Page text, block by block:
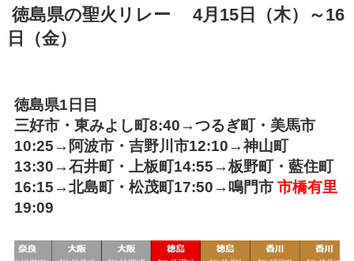
徳島県の聖火リレー 4月15日（木）～16
日（金）
徳島県1日目
三好市・東みよし町8:40→つるぎ町・美馬市
10:25→阿波市・吉野川市12:10→神山町
13:30→石井町・上板町14:55→板野町・藍住町
16:15→北島町・松茂町17:50→鳴門市 市橋有里
19:09